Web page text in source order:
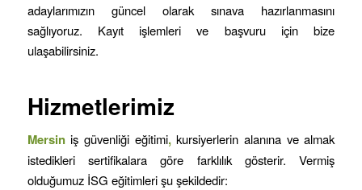
adaylarımızın güncel olarak sınava hazırlanmasını
sağlıyoruz. Kayıt işlemleri ve başvuru için bize
ulaşabilirsiniz.
Hizmetlerimiz
Mersiniş güvenliği eğitimi,kursiyerlerin alanına ve almak
istedikleri sertifikalara göre farklılık gösterir. Vermiş
olduğumuz İSG eğitimleri şu şekildedir: